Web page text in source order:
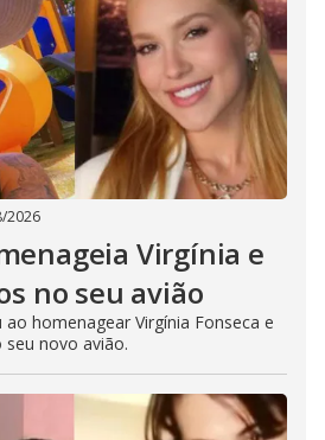
2026
Virgínia e
no seu avião
ao homenagear Virgínia Fonseca e
novo avião.